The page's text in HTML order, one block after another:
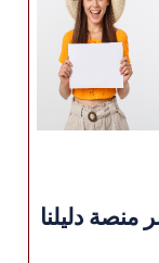
دليلنا